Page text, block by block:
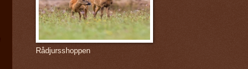
Rådjursshoppen